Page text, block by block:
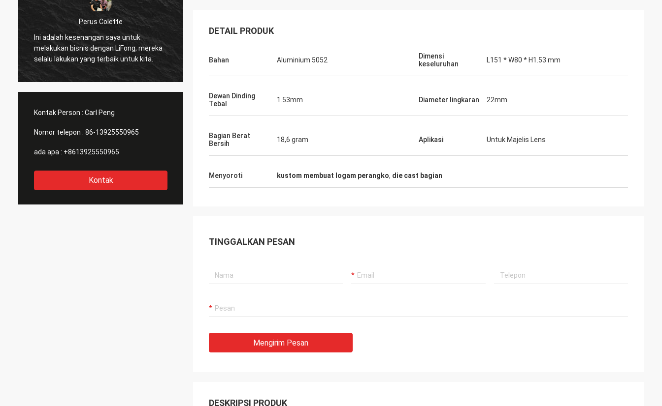
Perus Colette
adalah kesenangan saya untuk
bisnis dengan LiFong, mereka
lakukan yang terbaik untuk kita.
Saya suka produk dan layanan yang
disediakan oleh LiFong. Mereka benar-
benar mengambil minat kami
mempertimbangkan.
Kontak Person : Carl Peng
Nomor telepon : 86-13925550965
ada apa : +8613925550965
Kontak
DETAIL PRODUK
Bahan Aluminium 5052
Dimensi
keseluruhan
L151 * W80 * H1.53 mm
Dewan Dinding
Tebal
1.53mm Diameter lingkaran 22mm
Bagian Berat
Bersih
18,6 gram Aplikasi Untuk Majelis Lens
Menyoroti kustom membuat logam perangko, die cast bagian
TINGGALKAN PESAN
Mengirim Pesan
DESKRIPSI PRODUK